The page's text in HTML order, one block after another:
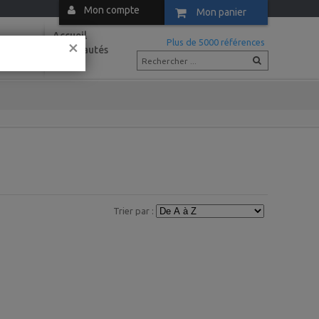
×
Mon compte Mon panier
Accueil
Nouveautés
Plus de 5000 références
Trier par :